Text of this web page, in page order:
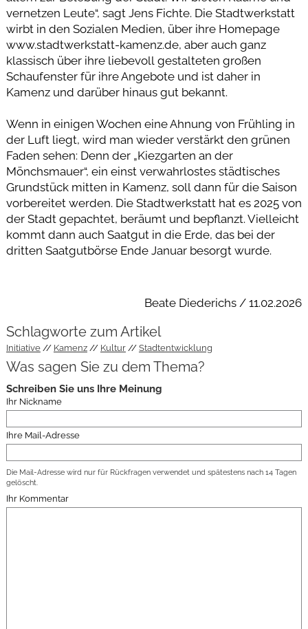
vernetzen Leute“, sagt Jens Fichte. Die Stadtwerkstatt
wirbt in den Sozialen Medien, über ihre Homepage
www.stadtwerkstatt-kamenz.de, aber auch ganz
klassisch über ihre liebevoll gestalteten großen
Schaufenster für ihre Angebote und ist daher in
Kamenz und darüber hinaus gut bekannt.
Wenn in einigen Wochen eine Ahnung von Frühling in
der Luft liegt, wird man wieder verstärkt den grünen
Faden sehen: Denn der „Kiezgarten an der
Mönchsmauer“, ein einst verwahrlostes städtisches
Grundstück mitten in Kamenz, soll dann für die Saison
vorbereitet werden. Die Stadtwerkstatt hat es 2025 von
der Stadt gepachtet, beräumt und bepflanzt. Vielleicht
kommt dann auch Saatgut in die Erde, das bei der
dritten Saatgutbörse Ende Januar besorgt wurde.
Beate Diederichs / 11.02.2026
Schlagworte zum Artikel
Initiative Kamenz Kultur Stadtentwicklung
Was sagen Sie zu dem Thema?
Schreiben Sie uns Ihre Meinung
Ihr Nickname
Ihre Mail-Adresse
Die Mail-Adresse wird nur für Rückfragen verwendet und spätestens nach 14 Tagen
gelöscht.
Ihr Kommentar